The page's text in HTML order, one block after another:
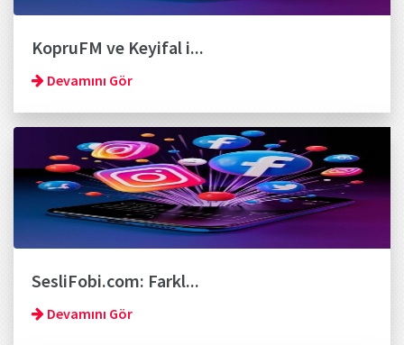
KopruFM ve Keyifal i...
Devamını Gör
SesliFobi.com: Farkl...
Devamını Gör